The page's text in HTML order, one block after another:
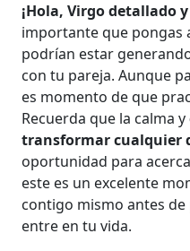
¡Hola, Virgo detallado
importante que pongas
podrían estar
con tu pareja. Aunque
es momento de que
Recuerda que la calma y
transformar cualquier
oportunidad para
este es un excelente
contigo mismo antes
entre en tu vida.